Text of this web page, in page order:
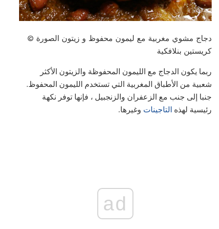
دجاج مشوي مغربية مع ليمون محفوظ و زيتون الصورة ©
كريستين بنلافكية
ربما يكون الدجاج مع الليمون المحفوظة والزيتون الأكثر
شعبية من الأطباق المغربية التي تستخدم الليمون المحفوظ.
جنبا إلى جنب مع الزعفران والزنجبيل ، فإنها توفر نكهة
رئيسية لهذه التاجينات وغيرها.
ad